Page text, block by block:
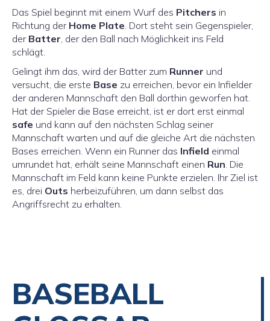
Das Spiel beginnt mit einem Wurf des Pitchers in
Richtung der Home Plate. Dort steht sein Gegenspieler,
der Batter, der den Ball nach Möglichkeit ins Feld
schlägt.
Gelingt ihm das, wird der Batter zum Runner und
versucht, die erste Base zu erreichen, bevor ein Infielder
der anderen Mannschaft den Ball dorthin geworfen hat.
Hat der Spieler die Base erreicht, ist er dort erst einmal
safe und kann auf den nächsten Schlag seiner
Mannschaft warten und auf die gleiche Art die nächsten
Bases erreichen. Wenn ein Runner das Infield einmal
umrundet hat, erhält seine Mannschaft einen Run. Die
Mannschaft im Feld kann keine Punkte erzielen. Ihr Ziel ist
es, drei Outs herbeizuführen, um dann selbst das
Angriffsrecht zu erhalten.
BASEBALL